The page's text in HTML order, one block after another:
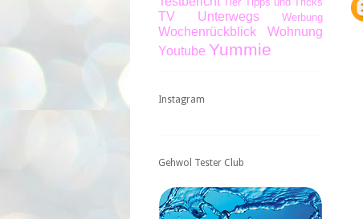
TV Unterwegs Werbung
Wochenrückblick
Wohnung
Youtube Yummie
Instagram
Gehwol Tester Club